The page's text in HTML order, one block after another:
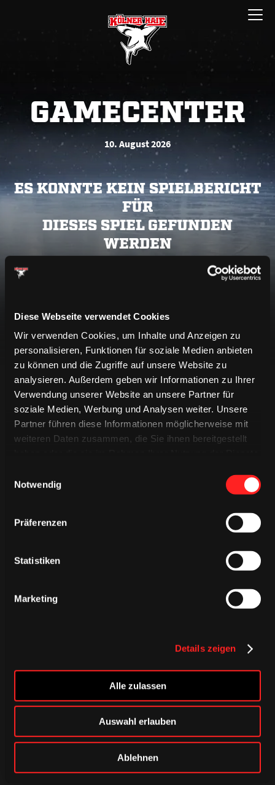
Diese Webseite verwendet Cookies
Wir verwenden Cookies, um Inhalte und Anzeigen zu
personalisieren, Funktionen für soziale Medien anbieten
zu können und die Zugriffe auf unsere Website zu
analysieren. Außerdem geben wir Informationen zu Ihrer
Verwendung unserer Website an unsere Partner für
soziale Medien, Werbung und Analysen weiter. Unsere
Partner führen diese Informationen möglicherweise mit
weiteren Daten zusammen, die Sie ihnen bereitgestellt
Notwendig
Präferenzen
Statistiken
Marketing
Details zeigen
Alle zulassen
Auswahl erlauben
Ablehnen
Menü
öffnen
GAMECENTER
10. August 2026
ES KONNTE KEIN SPIELBERICHT
FÜR
DIESES SPIEL GEFUNDEN
WERDEN
Bitte lade die Seite neu oder versuche es zu einem
LIVETICKER
EREIGNISSE
PREGAME QUIZ
SPIELBERICHT
MINIGAME